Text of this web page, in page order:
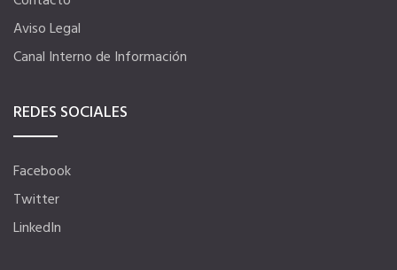
Quiero recibir el Newsletter / El Anuario
Aviso Legal
Canal Interno de Información
REDES SOCIALES
Facebook
Twitter
LinkedIn